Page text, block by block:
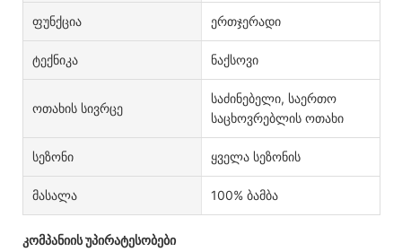
Ფუნქცია ერთჯერადი
Ტექნიკა ნაქსოვი
Ოთახის Სივრცე
საძინებელი, საერთო
საცხოვრებლის ოთახი
Სეზონი ყველა სეზონის
Მასალა 100% ბამბა
კომპანიის უპირატესობები